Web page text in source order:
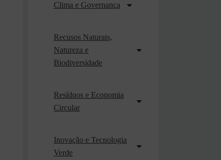
Clima e Governança
Recusos Naturais,
Natureza e
Biodiversidade
Resíduos e Economia
Circular
Inovação e Tecnologia
Verde